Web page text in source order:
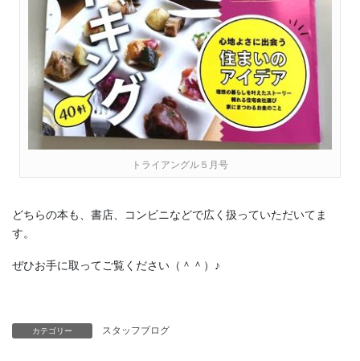
トライアングル５月号
どちらの本も、書店、コンビニなどで広く扱っていただいてま
す。
ぜひお手に取ってご覧ください（＾＾）♪
カテゴリー スタッフブログ